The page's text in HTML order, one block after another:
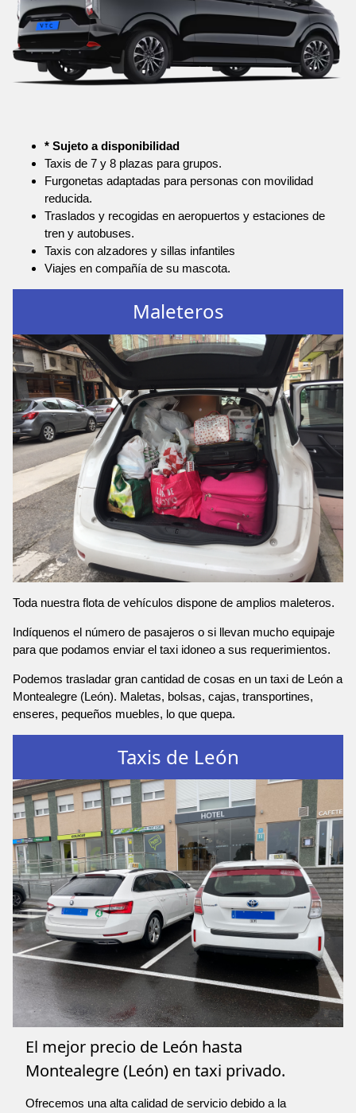
* Sujeto a disponibilidad
Taxis de 7 y 8 plazas para grupos.
Furgonetas adaptadas para personas con movilidad
reducida.
Traslados y recogidas en aeropuertos y estaciones de
tren y autobuses.
Taxis con alzadores y sillas infantiles
Viajes en compañía de su mascota.
Maleteros
Toda nuestra flota de vehículos dispone de amplios maleteros.
Indíquenos el número de pasajeros o si llevan mucho equipaje
para que podamos enviar el taxi idoneo a sus requerimientos.
Podemos trasladar gran cantidad de cosas en un taxi de León a
Montealegre (León). Maletas, bolsas, cajas, transportines,
enseres, pequeños muebles, lo que quepa.
Taxis de León
El mejor precio de León hasta
Montealegre (León) en taxi privado.
Ofrecemos una alta calidad de servicio debido a la